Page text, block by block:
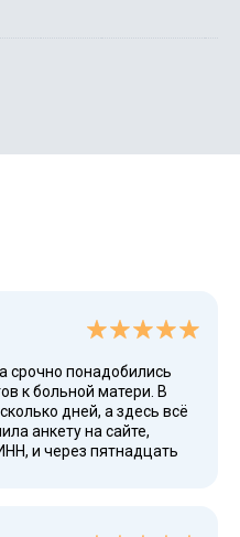
срочно понадобились
к больной матери. В
дней, а здесь всё
анкету на сайте,
и через пятнадцать
прописаны в